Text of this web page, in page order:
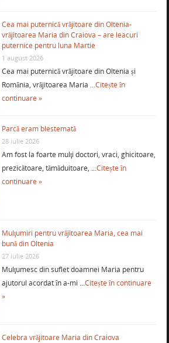
Cea mai puternică vrăjitoare din Oltenia-
vrăjitoarea Maria din Craiova – are leacuri
puternice pentru luna Martie
1 august 2026
Cea mai puternică vrăjitoare din Oltenia și
România, vrăjitoarea Maria …Citește în
continuare »
Parcă eram blestemată
28 iulie 2026
Am fost la foarte mulţi doctori, vraci, ghicitoare,
prezicătoare, tămăduitoare, …Citește în
continuare »
Mulţumiri pentru vrăjitoarea Maria, cea mai
bună din Oltenia
27 iulie 2026
Mulţumesc din suflet doamnei Maria pentru
ajutorul acordat în a-mi …Citește în continuare
»
Celebra vrăjitoare Maria din Craiova